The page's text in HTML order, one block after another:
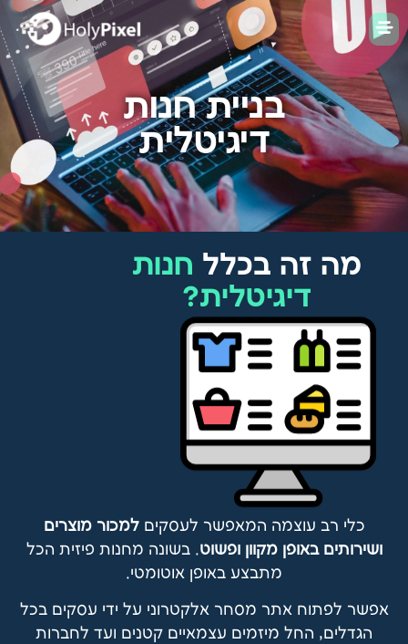
בניית חנות
דיגיטלית
מה זה בכלל חנות
דיגיטלית?
כלי רב עוצמה המאפשר לעסקיםלמכור מוצרים
ושירותים באופן מקוון ופשוט. בשונה מחנות פיזית הכל
מתבצע באופן אוטומטי.
אפשר לפתוח אתר מסחר אלקטרוני על ידי עסקים בכל
הגדלים, החל מיזמים עצמאיים קטנים ועד לחברות